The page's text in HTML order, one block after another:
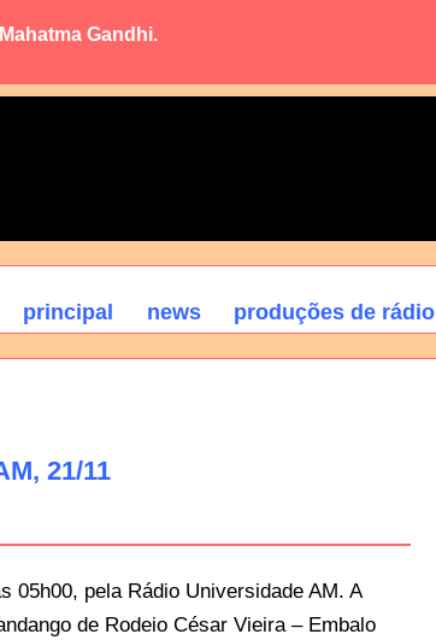
Gandhi.
principal news produções de rádio
21/11
05h00, pela Rádio Universidade AM. A
de Rodeio César Vieira – Embalo